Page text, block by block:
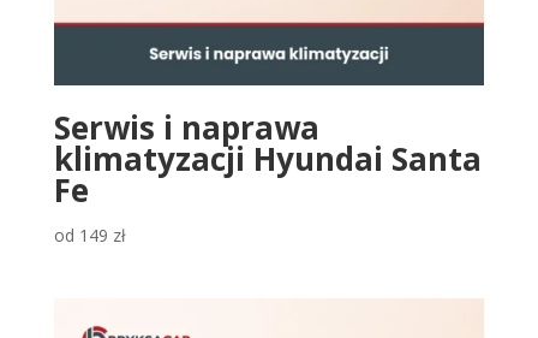
Serwis i naprawa
klimatyzacji Hyundai Santa
Fe
od 149 zł